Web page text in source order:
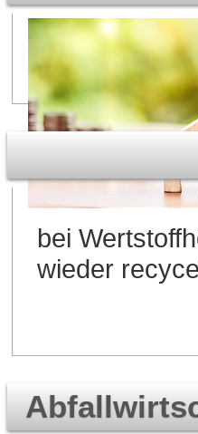
bei
wieder